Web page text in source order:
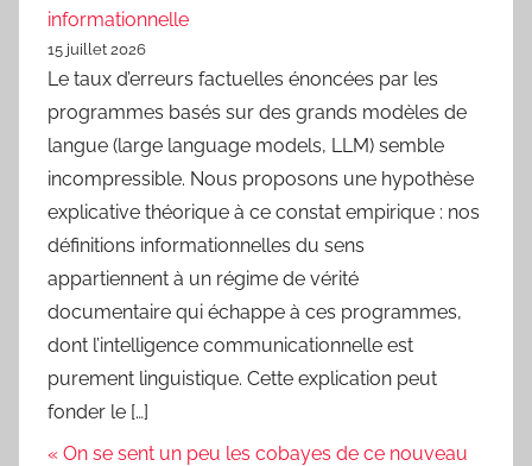
informationnelle
15 juillet 2026
Le taux d’erreurs factuelles énoncées par les
programmes basés sur des grands modèles de
langue (large language models, LLM) semble
incompressible. Nous proposons une hypothèse
explicative théorique à ce constat empirique : nos
définitions informationnelles du sens
appartiennent à un régime de vérité
documentaire qui échappe à ces programmes,
dont l’intelligence communicationnelle est
purement linguistique. Cette explication peut
fonder le […]
« On se sent un peu les cobayes de ce nouveau